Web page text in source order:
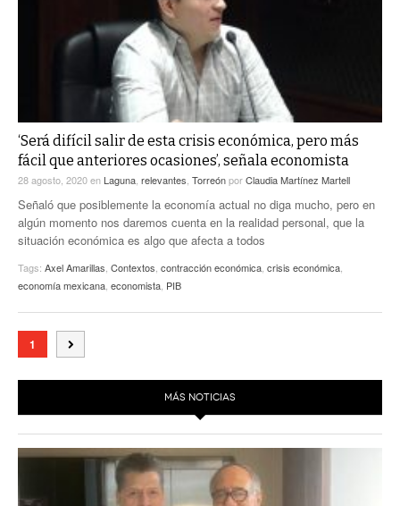
‘Será difícil salir de esta crisis económica, pero más
fácil que anteriores ocasiones’, señala economista
28 agosto, 2020en Laguna relevantes TorreónporClaudia Martínez Martell
Señaló que posiblemente la economía actual no diga mucho, pero en
algún momento nos daremos cuenta en la realidad personal, que la
situación económica es algo que afecta a todos
Tags: Axel Amarillas Contextos contracción económica crisis económica
economía mexicana economista PIB
1
MÁS NOTICIAS